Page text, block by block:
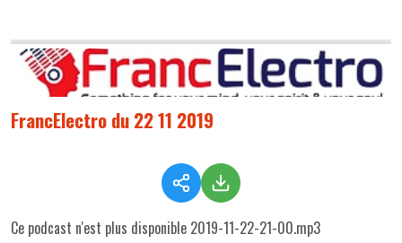
FrancElectro du 22 11 2019
Ce podcast n'est plus disponible 2019-11-22-21-00.mp3